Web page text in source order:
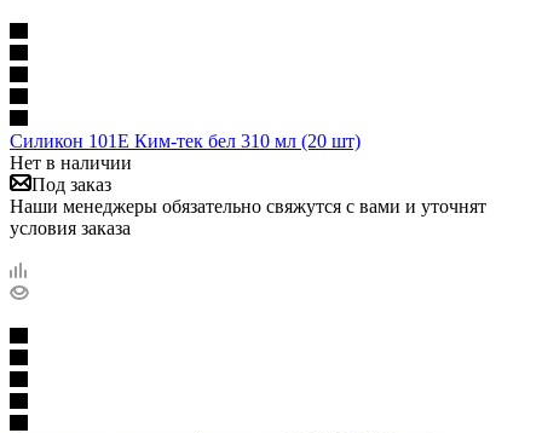
Силикон 101Е Ким-тек бел 310 мл (20 шт)
Нет в наличии
Под заказ
Наши менеджеры обязательно свяжутся с вами и уточнят
условия заказа